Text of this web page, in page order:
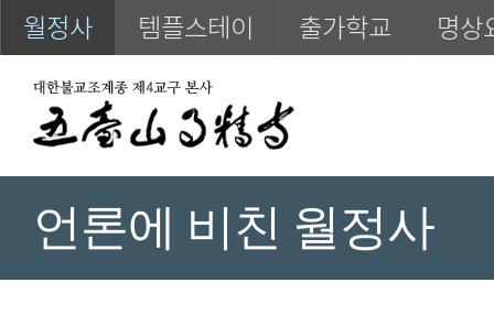
월정사 템플스테이 출가학교 명상
언론에 비친 월정사